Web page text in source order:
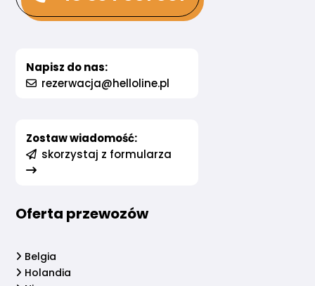
Napisz do nas:
rezerwacja@helloline.pl
Zostaw wiadomość:
skorzystaj z formularza
Oferta przewozów
Belgia
Holandia